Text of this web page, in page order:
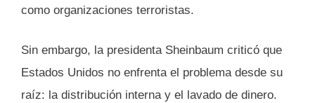
como organizaciones terroristas.
Sin embargo, la presidenta Sheinbaum criticó que
Estados Unidos no enfrenta el problema desde su
raíz: la distribución interna y el lavado de dinero.